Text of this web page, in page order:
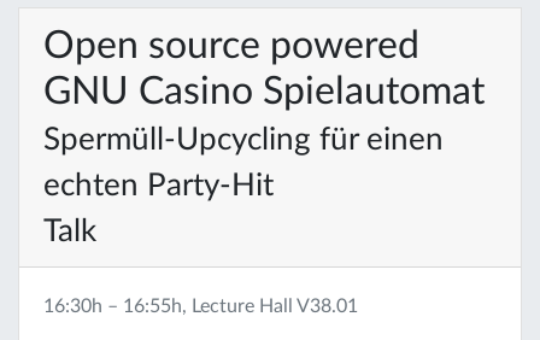
Open source powered
GNU Casino Spielautomat
Spermüll-Upcycling für einen
echten Party-Hit
Talk
16:30h – 16:55h, Lecture Hall V38.01